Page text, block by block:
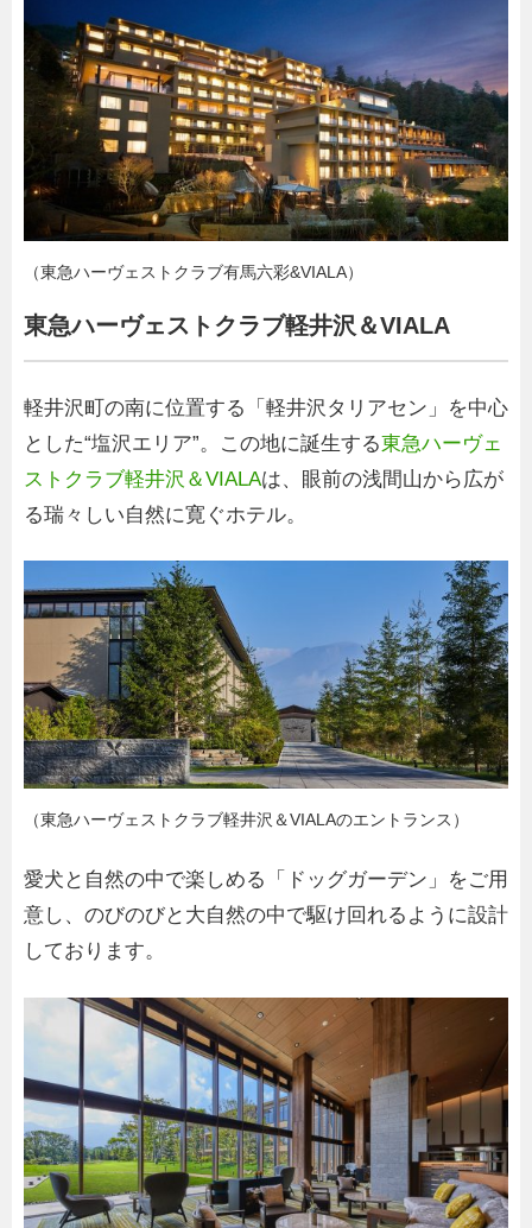
（東急ハーヴェストクラブ有馬六彩&VIALA）
東急ハーヴェストクラブ軽井沢＆VIALA
軽井沢町の南に位置する「軽井沢タリアセン」を中心
とした“塩沢エリア”。この地に誕生する東急ハーヴェ
ストクラブ軽井沢＆VIALAは、眼前の浅間山から広が
る瑞々しい自然に寛ぐホテル。
（東急ハーヴェストクラブ軽井沢＆VIALAのエントランス）
愛犬と自然の中で楽しめる「ドッグガーデン」をご用
意し、のびのびと大自然の中で駆け回れるように設計
しております。